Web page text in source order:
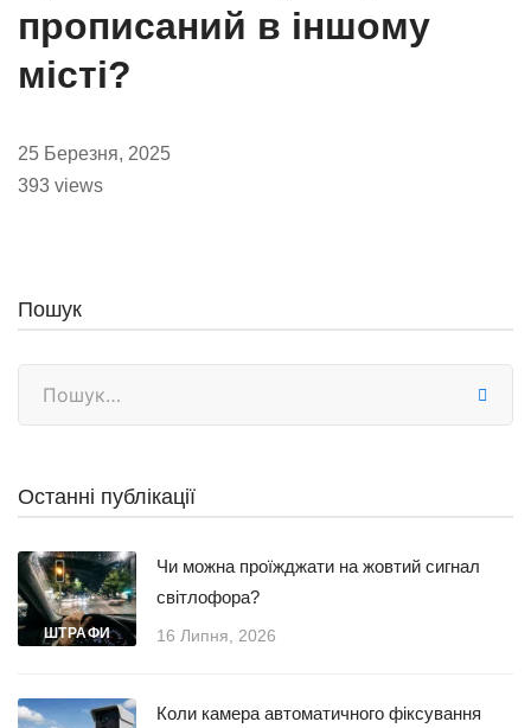
прописаний в іншому
місті?
25 Березня, 2025
393 views
Пошук
Останні публікації
ШТРАФИ
Чи можна проїжджати на жовтий сигнал
світлофора?
16 Липня, 2026
Коли камера автоматичного фіксування